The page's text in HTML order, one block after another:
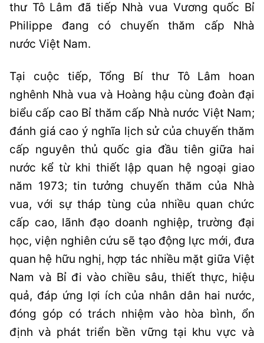
thư Tô Lâm đã tiếp Nhà vua Vương quốc Bỉ
Philippe đang có chuyến thăm cấp Nhà
nước Việt Nam.
Tại cuộc tiếp, Tổng Bí thư Tô Lâm hoan
nghênh Nhà vua và Hoàng hậu cùng đoàn đại
biểu cấp cao Bỉ thăm cấp Nhà nước Việt Nam;
đánh giá cao ý nghĩa lịch sử của chuyến thăm
cấp nguyên thủ quốc gia đầu tiên giữa hai
nước kể từ khi thiết lập quan hệ ngoại giao
năm 1973; tin tưởng chuyến thăm của Nhà
vua, với sự tháp tùng của nhiều quan chức
cấp cao, lãnh đạo doanh nghiệp, trường đại
học, viện nghiên cứu sẽ tạo động lực mới, đưa
quan hệ hữu nghị, hợp tác nhiều mặt giữa Việt
Nam và Bỉ đi vào chiều sâu, thiết thực, hiệu
quả, đáp ứng lợi ích của nhân dân hai nước,
đóng góp có trách nhiệm vào hòa bình, ổn
định và phát triển bền vững tại khu vực và